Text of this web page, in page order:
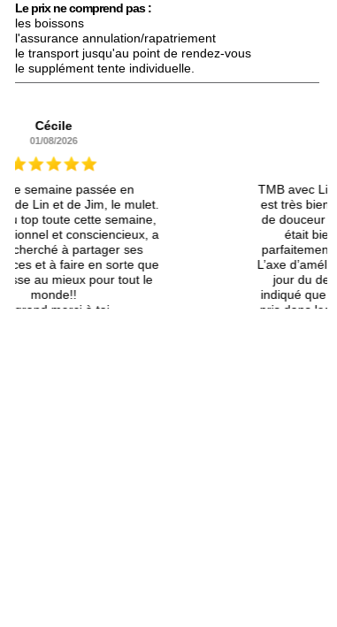
Le prix ne comprend pas :
les boissons
l'assurance annulation/rapatriement
le transport jusqu'au point de rendez-vous
le supplément tente individuelle.
TMB avec Lin et la mule Jim , la mule
est très bien traitée par Lin avec bcp
de douceur et de bienveillance. Tout
était bien organisé, Lin s’est
parfaitement adapté à notre groupe.
L’axe d’amélioration serait une mise à
jour du descriptif du séjour, il est
indiqué que les petits déjeuners sont
pris dans les gîtes or c'est Lin qui les